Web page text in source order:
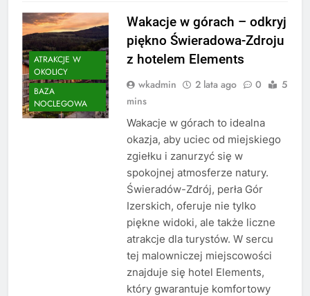
ATRAKCJE W
OKOLICY
BAZA
NOCLEGOWA
Wakacje w górach – odkryj
piękno Świeradowa-Zdroju
z hotelem Elements
wkadmin 2 lata ago 0
5
mins
Wakacje w górach to idealna
okazja, aby uciec od miejskiego
zgiełku i zanurzyć się w
spokojnej atmosferze natury.
Świeradów-Zdrój, perła Gór
Izerskich, oferuje nie tylko
piękne widoki, ale także liczne
atrakcje dla turystów. W sercu
tej malowniczej miejscowości
znajduje się hotel Elements,
który gwarantuje komfortowy